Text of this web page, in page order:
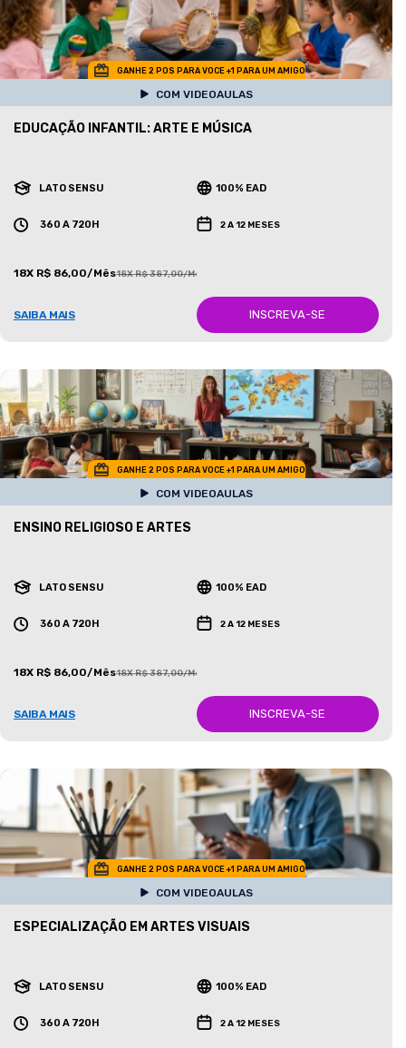
GANHE 2 POS PARA VOCE +1 PARA UM AMIGO
COM VIDEOAULAS
EDUCAÇÃO INFANTIL: ARTE E MÚSICA
LATO SENSU 100% EAD
360 A 720H 2 A 12 MESES
18X R$ 86,00/Mês18X R$ 387,00/Mês
SAIBA MAIS INSCREVA-SE
GANHE 2 POS PARA VOCE +1 PARA UM AMIGO
COM VIDEOAULAS
ENSINO RELIGIOSO E ARTES
LATO SENSU 100% EAD
360 A 720H 2 A 12 MESES
18X R$ 86,00/Mês18X R$ 387,00/Mês
SAIBA MAIS INSCREVA-SE
GANHE 2 POS PARA VOCE +1 PARA UM AMIGO
COM VIDEOAULAS
ESPECIALIZAÇÃO EM ARTES VISUAIS
LATO SENSU 100% EAD
360 A 720H 2 A 12 MESES